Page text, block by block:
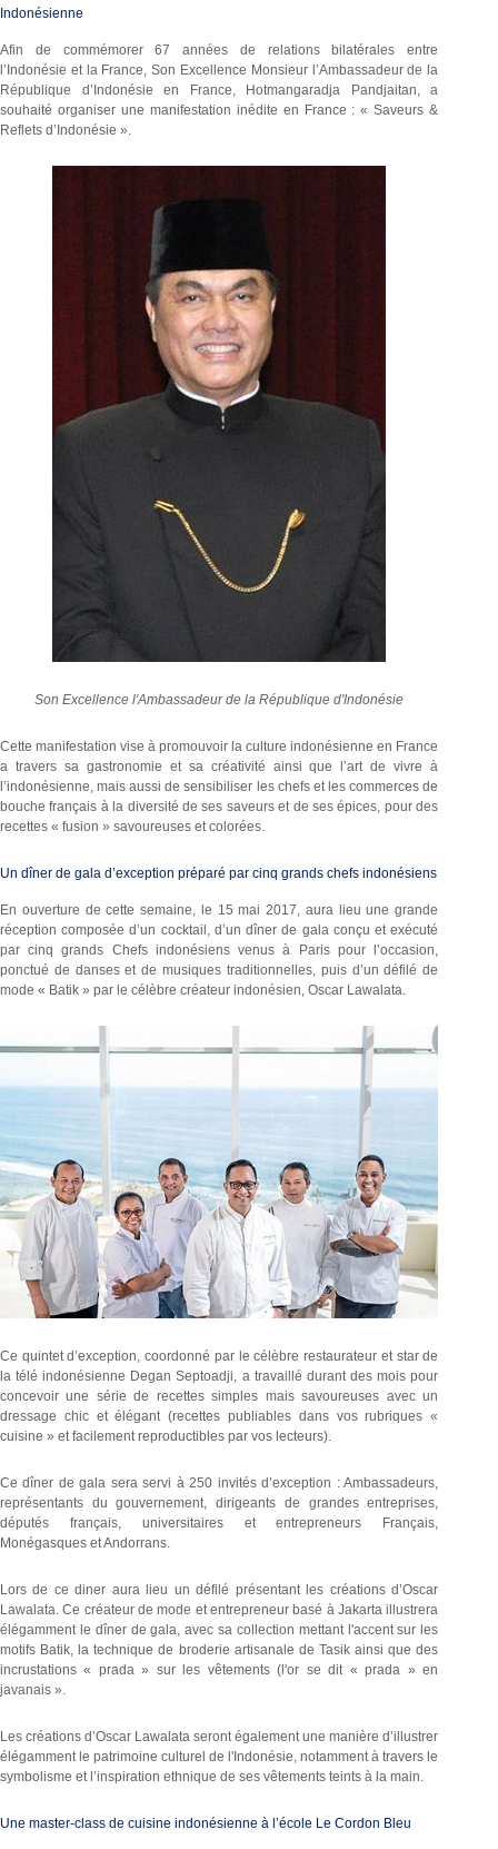
Indonésienne
Afin de commémorer 67 années de relations bilatérales entre
l’Indonésie et la France, Son Excellence Monsieur l’Ambassadeur de la
République d’Indonésie en France, Hotmangaradja Pandjaitan, a
souhaité organiser une manifestation inédite en France : « Saveurs &
Reflets d’Indonésie ».
Son Excellence l'Ambassadeur de la République d'Indonésie
Cette manifestation vise à promouvoir la culture indonésienne en France
a travers sa gastronomie et sa créativité ainsi que l’art de vivre à
l’indonésienne, mais aussi de sensibiliser les chefs et les commerces de
bouche français à la diversité de ses saveurs et de ses épices, pour des
recettes « fusion » savoureuses et colorées.
Un dîner de gala d’exception préparé par cinq grands chefs indonésiens
En ouverture de cette semaine, le 15 mai 2017, aura lieu une grande
réception composée d’un cocktail, d’un dîner de gala conçu et exécuté
par cinq grands Chefs indonésiens venus à Paris pour l’occasion,
ponctué de danses et de musiques traditionnelles, puis d’un défilé de
mode « Batik » par le célèbre créateur indonésien, Oscar Lawalata.
Ce quintet d’exception, coordonné par le célèbre restaurateur et star de
la télé indonésienne Degan Septoadji, a travaillé durant des mois pour
concevoir une série de recettes simples mais savoureuses avec un
dressage chic et élégant (recettes publiables dans vos rubriques «
cuisine » et facilement reproductibles par vos lecteurs).
Ce dîner de gala sera servi à 250 invités d’exception : Ambassadeurs,
représentants du gouvernement, dirigeants de grandes entreprises,
députés français, universitaires et entrepreneurs Français,
Monégasques et Andorrans.
Lors de ce diner aura lieu un défilé présentant les créations d’Oscar
Lawalata. Ce créateur de mode et entrepreneur basé à Jakarta illustrera
élégamment le dîner de gala, avec sa collection mettant l'accent sur les
motifs Batik, la technique de broderie artisanale de Tasik ainsi que des
incrustations « prada » sur les vêtements (l'or se dit « prada » en
javanais ».
Les créations d’Oscar Lawalata seront également une manière d’illustrer
élégamment le patrimoine culturel de l'Indonésie, notamment à travers le
symbolisme et l’inspiration ethnique de ses vêtements teints à la main.
Une master-class de cuisine indonésienne à l’école Le Cordon Bleu